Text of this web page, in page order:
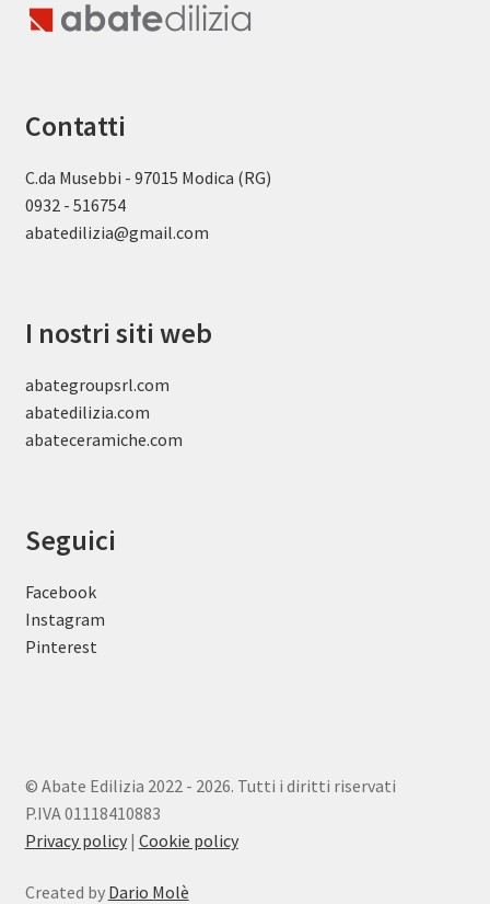
Contatti
C.da Musebbi - 97015 Modica (RG)
0932 - 516754
abatedilizia@gmail.com
I nostri siti web
abategroupsrl.com
abatedilizia.com
abateceramiche.com
Seguici
Facebook
Instagram
Pinterest
© Abate Edilizia 2022 - 2026. Tutti i diritti riservati
P.IVA 01118410883
Privacy policy| Cookie policy
Created by Dario Molè